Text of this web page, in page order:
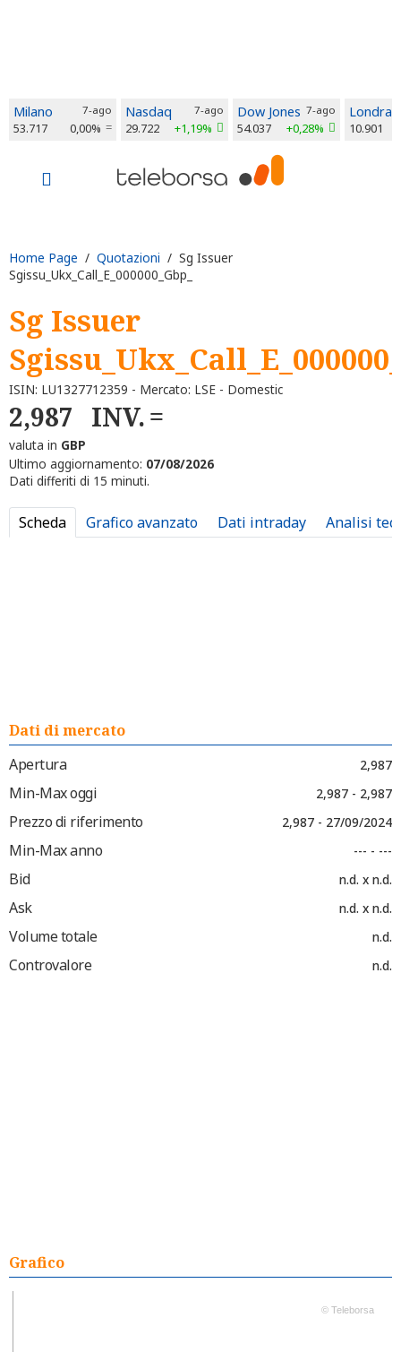
Milano 7-ago
53.717 0,00%
Nasdaq 7-ago
29.722 +1,19%
Dow Jones 7-ago
54.037 +0,28%
Londra
10.901
Home Page / Quotazioni / Sg Issuer
Sgissu_Ukx_Call_E_000000_Gbp_
Sg Issuer
ISIN: LU1327712359 - Mercato: LSE - Domestic
2,987 INV.
valuta in GBP
Ultimo aggiornamento: 07/08/2026
Dati differiti di 15 minuti.
Scheda Grafico avanzato Dati intraday Analisi
Dati di mercato
Apertura
2,987
Min-Max oggi 2,987 - 2,987
Prezzo di riferimento 2,987 - 27/09/2024
Min-Max anno --- - ---
Bid n.d. x n.d.
Ask n.d. x n.d.
Volume totale n.d.
Controvalore n.d.
Grafico
© Teleborsa